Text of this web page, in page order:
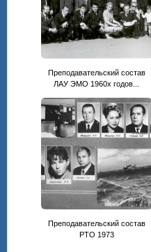
Преподавательский состав
ЛАУ ЭМО 1960х годов...
Преподавательский состав
РТО 1973